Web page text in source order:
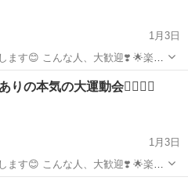
1月3日
😊 こんな人、大歓迎❣️ 🌟楽し
（運動苦手でももちろん大丈夫🙆‍♀️） 小さいお子さ...
大運動会
りの本気の大運動会🤹‍♀️❤️‍🔥
1月3日
😊 こんな人、大歓迎❣️ 🌟楽し